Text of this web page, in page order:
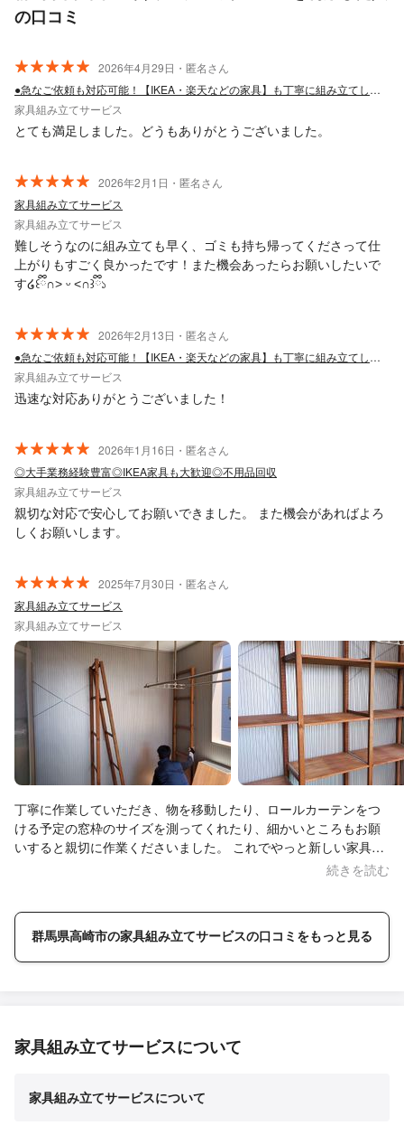
の口コミ
2026年4月29日・匿名さん
●急なご依頼も対応可能！【IKEA・楽天などの家具】も丁寧に組み立てします。
家具組み立てサービス
とても満足しました。どうもありがとうございました。
2026年2月1日・匿名さん
家具組み立てサービス
家具組み立てサービス
難しそうなのに組み立ても早く、ゴミも持ち帰ってくださって仕
上がりもすごく良かったです！また機会あったらお願いしたいで
す໒꒰ྀི∩˃ ᵕ ˂∩꒱ྀི১
2026年2月13日・匿名さん
●急なご依頼も対応可能！【IKEA・楽天などの家具】も丁寧に組み立てします。
家具組み立てサービス
迅速な対応ありがとうございました！
2026年1月16日・匿名さん
◎大手業務経験豊富◎IKEA家具も大歓迎◎不用品回収
家具組み立てサービス
親切な対応で安心してお願いできました。 また機会があればよろ
しくお願いします。
2025年7月30日・匿名さん
家具組み立てサービス
家具組み立てサービス
丁寧に作業していただき、物を移動したり、ロールカーテンをつ
ける予定の窓枠のサイズを測ってくれたり、細かいところもお願
いすると親切に作業くださいました。 これでやっと新しい家具を
入れるスペースができて、気持ちが楽になりました。 ありがとう
続きを読む
群馬県高崎市の家具組み立てサービスの口コミをもっと見る
家具組み立てサービスについて
家具組み立てサービスについて